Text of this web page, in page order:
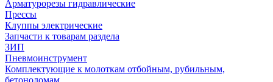
Арматурорезы гидравлические
Прессы
Клуппы электрические
Запчасти к товарам раздела
ЗИП
Пневмоинструмент
Комплектующие к молоткам отбойным, рубильным,
бетоноломам